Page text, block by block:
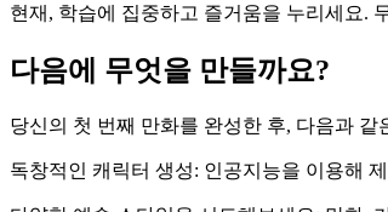
현재, 학습에 집중하고 즐거움을 누리세요.
다음에 무엇을 만들까요?
당신의 첫 번째 만화를 완성한 후, 다음과
독창적인 캐릭터 생성: 인공지능을 이용해